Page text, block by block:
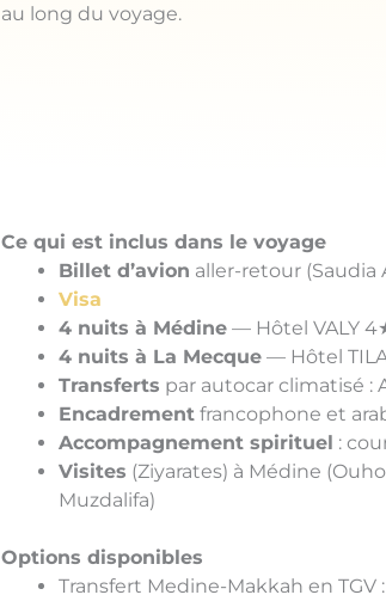
au long du voyage.
Ce qui est inclus dans le voyage
Billet d’avion aller-retour (Saudia
Visa
4 nuits à Médine — Hôtel VALY
4 nuits à La Mecque — Hôtel
Transferts par autocar climatisé :
Encadrement francophone et
Accompagnement spirituel :
Visites (Ziyarates) à Médine
Muzdalifa)
Options disponibles
Transfert Medine-Makkah en